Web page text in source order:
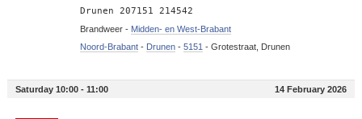
Drunen 207151 214542
Brandweer - Midden- en West-Brabant
Noord-Brabant- Drunen- 5151 - Grotestraat, Drunen
Saturday 10:00 - 11:00 14 February 2026